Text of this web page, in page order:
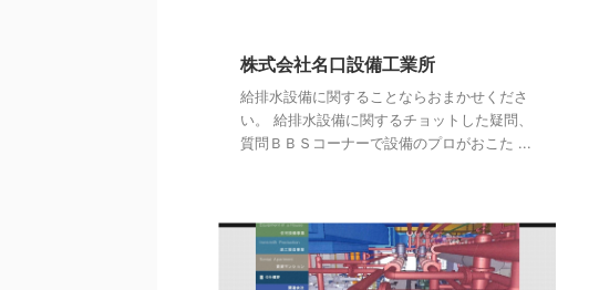
株式会社名口設備工業所
給排水設備に関することならおまかせくださ
い。 給排水設備に関するチョットした疑問、
質問ＢＢＳコーナーで設備のプロがおこた ...